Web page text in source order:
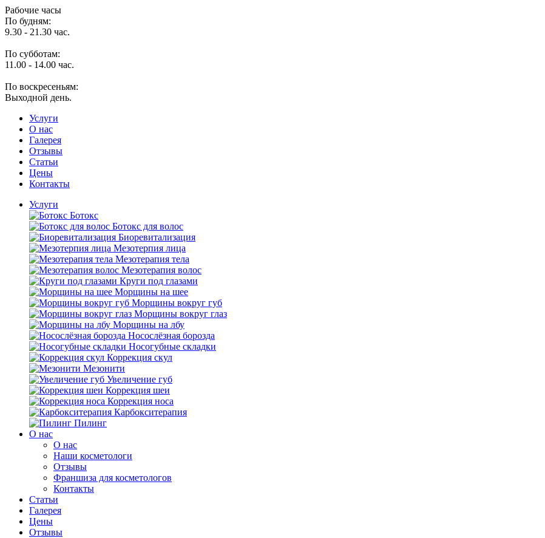
Рабочие часы
По будням:
9.30 - 21.30 час.
По субботам:
11.00 - 14.00 час.
По воскресеньям:
Выходной день.
Услуги
O нас
Галерея
Отзывы
Статьи
Цены
Контакты
Услуги
Ботокс
Ботокс для волос
Биоревитализация
Мезотерпия лица
Мезотерапия тела
Мезотерапия волос
Круги под глазами
Морщины на шее
Морщины вокруг губ
Морщины вокруг глаз
Морщины на лбу
Носослёзная борозда
Носогубные складки
Коррекция скул
Мезонити
Увеличение губ
Коррекция шеи
Коррекция носа
Карбокситерапия
Пилинг
O нас
O нас
Наши косметологи
Отзывы
Франшиза для косметологов
Контакты
Статьи
Галерея
Цены
Отзывы